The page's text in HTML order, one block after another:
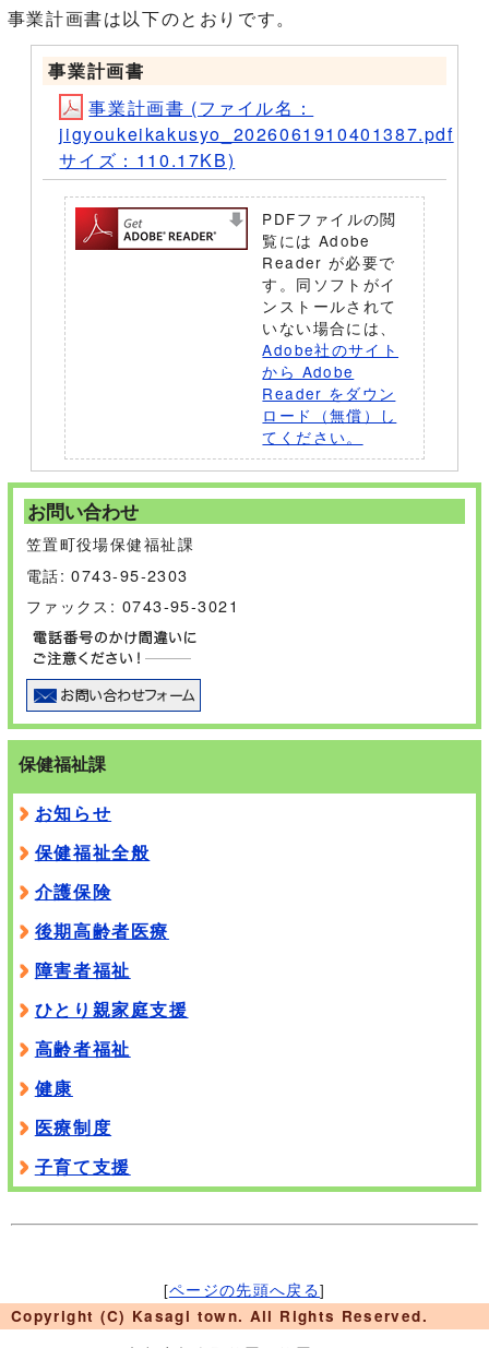
事業計画書は以下のとおりです。
事業計画書
事業計画書 (ファイル名：
jigyoukeikakusyo_2026061910401387.pdf
サイズ：110.17KB)
PDFファイルの閲
覧には Adobe
Reader が必要で
す。同ソフトがイ
ンストールされて
いない場合には、
Adobe社のサイト
から Adobe
Reader をダウン
ロード（無償）し
てください。
お問い合わせ
笠置町役場保健福祉課
電話: 0743-95-2303
ファックス: 0743-95-3021
保健福祉課
お知らせ
保健福祉全般
介護保険
後期高齢者医療
障害者福祉
ひとり親家庭支援
高齢者福祉
健康
医療制度
子育て支援
[ページの先頭へ戻る]
Copyright (C) Kasagi town. All Rights Reserved.